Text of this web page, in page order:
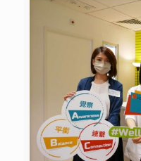
科學4D Frame比賽」由
年首度由南韓引進本港
包括：初小組（就讀小
三至小五之學生）、智
一至中二之學生）及初
賽分為四個部分：創作
和任務挑戰。參賽隊伍
工程原理之模型及完成
數學幾何的元素，同時
物，並解決難題。詳情
「香港創意數理科學4D
小組 高小組 智能 4D
事、民事及個人私隱角
香港城市大學社會及行
青協青年違法防治中心
享青少年常見的網絡陷
免墮入網絡陷阱。 青協
區外展社會工作隊、深
及犯罪青少年經常面對
「性危機」及「吸毒」
以及輔導治療；另外亦
網」和「違法防治熱線
罪違規的資訊和求助方
青少年提供短期住宿服